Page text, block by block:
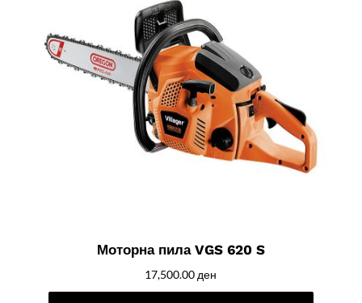
Моторна пила VGS 620 S
17,500.00 ден